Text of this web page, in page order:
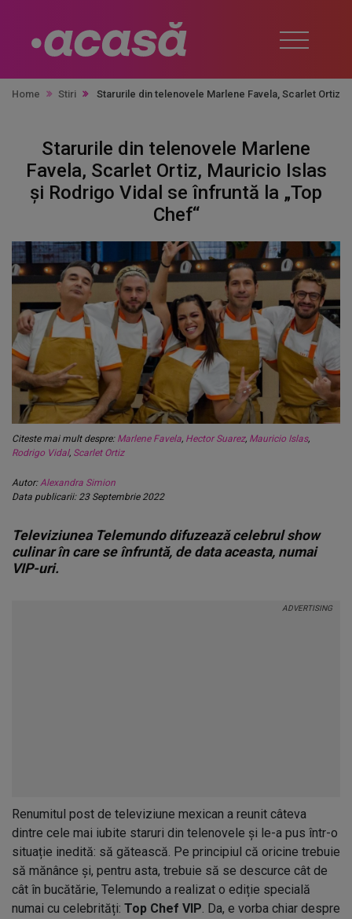
Home Stiri Starurile din telenovele Marlene Favela, Scarlet Ortiz,
Starurile din telenovele Marlene
Favela, Scarlet Ortiz, Mauricio Islas
și Rodrigo Vidal se înfruntă la „Top
Chef“
Citeste mai mult despre: Marlene Favela, Hector Suarez, Mauricio Islas,
Rodrigo Vidal, Scarlet Ortiz
Autor:Alexandra Simion
Data publicarii: 23 Septembrie 2022
Televiziunea Telemundo difuzează celebrul show
culinar în care se înfruntă, de data aceasta, numai
VIP-uri.
Renumitul post de televiziune mexican a reunit câteva
dintre cele mai iubite staruri din telenovele și le-a pus într-o
situație inedită: să gătească. Pe principiul că oricine trebuie
să mănânce și, pentru asta, trebuie să se descurce cât de
cât în bucătărie, Telemundo a realizat o ediție specială
numai cu celebrități: Top Chef VIP. Da, e vorba chiar despre